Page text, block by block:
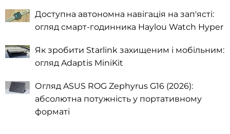
Доступна автономна навігація на зап'ясті:
огляд смарт-годинника Haylou Watch Hyper
Як зробити Starlink захищеним і мобільним:
огляд Adaptis MiniKit
Огляд ASUS ROG Zephyrus G16 (2026):
абсолютна потужність у портативному
форматі